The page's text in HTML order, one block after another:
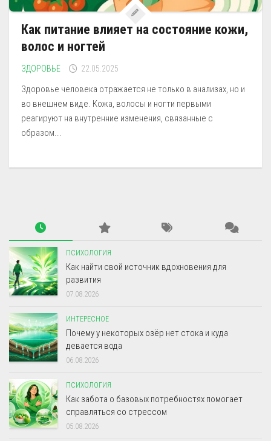
Как питание влияет на состояние кожи,
волос и ногтей
ЗДОРОВЬЕ 22.05.2025
Здоровье человека отражается не только в анализах, но и
во внешнем виде. Кожа, волосы и ногти первыми
реагируют на внутренние изменения, связанные с
образом...
ПСИХОЛОГИЯ
Как найти свой источник вдохновения для
развития
07.08.2026
ИНТЕРЕСНОЕ
Почему у некоторых озёр нет стока и куда
девается вода
06.08.2026
ПСИХОЛОГИЯ
Как забота о базовых потребностях помогает
справляться со стрессом
05.08.2026